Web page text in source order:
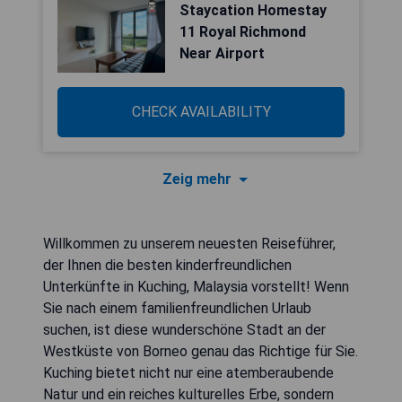
Staycation Homestay
11 Royal Richmond
Near Airport
CHECK AVAILABILITY
Zeig mehr
Willkommen zu unserem neuesten Reiseführer,
der Ihnen die besten kinderfreundlichen
Unterkünfte in Kuching, Malaysia vorstellt! Wenn
Sie nach einem familienfreundlichen Urlaub
suchen, ist diese wunderschöne Stadt an der
Westküste von Borneo genau das Richtige für Sie.
Kuching bietet nicht nur eine atemberaubende
Natur und ein reiches kulturelles Erbe, sondern